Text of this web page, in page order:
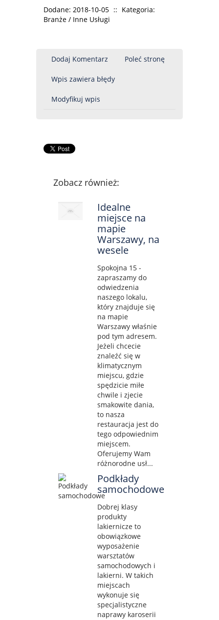
Dodane: 2018-10-05 :: Kategoria:
Branże / Inne Usługi
Dodaj Komentarz Poleć stronę
Wpis zawiera błędy
Modyfikuj wpis
Zobacz również:
Idealne
miejsce na
mapie
Warszawy, na
wesele
Spokojna 15 -
zapraszamy do
odwiedzenia
naszego lokalu,
który znajduje się
na mapie
Warszawy właśnie
pod tym adresem.
Jeżeli chcecie
znaleźć się w
klimatycznym
miejscu, gdzie
spędzicie miłe
chwile i zjecie
smakowite dania,
to nasza
restauracja jest do
tego odpowiednim
miejscem.
Oferujemy Wam
różnorodne usł...
Podkłady
samochodowe
Dobrej klasy
produkty
lakiernicze to
obowiązkowe
wyposażenie
warsztatów
samochodowych i
lakierni. W takich
miejscach
wykonuje się
specjalistyczne
naprawy karoserii